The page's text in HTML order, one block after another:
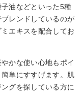
油などといった5種
レンドしているのが
エキスを配合してお
かな使い心地もポイ
単にすすげます。肌
グを探している方に